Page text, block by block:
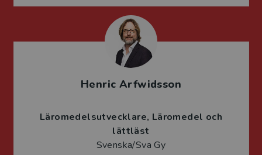
Henric Arfwidsson
Läromedelsutvecklare Läromedel och
lättläst
Svenska/Sva Gy